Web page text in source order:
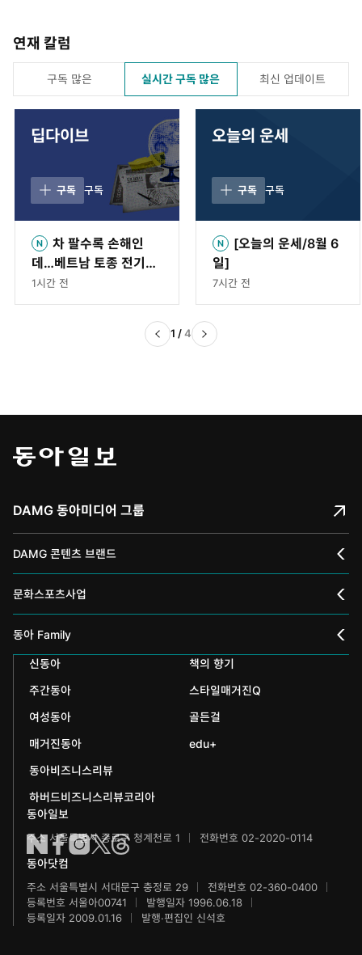
연재 칼럼
구독 많은 실시간 구독 많은 최신 업데이트
딥다이브
구독 구독
차 팔수록 손해인
데…베트남 토종 전기차
의 아슬아슬한 질주[딥
다이브]
1시간 전
오늘의 운세
구독 구독
[오늘의 운세/8월 6
일]
7시간 전
1 /4
DAMG 동아미디어 그룹
DAMG 콘텐츠 브랜드
채널A
스포츠동아
어린이동아
에듀동아
어린이과학동아
수학동아
어린이수학동아
IT동아
문화스포츠사업
동아 신춘문예
동아국악콩쿠르
동아뮤지컬콩쿠르
동아무용콩쿠르
동아주니어음악콩쿠르
동아주니어국악콩쿠르
동아마라톤
동아연극상
동아 Family
인촌기념회
신문박물관
화정평화재단
하서학술재단
신동아
책의 향기
주간동아
스타일매거진Q
여성동아
골든걸
매거진동아
edu+
동아비즈니스리뷰
하버드비즈니스리뷰코리아
동아일보
주소 서울특별시 종로구 청계천로 1 전화번호 02-2020-0114
동아닷컴
주소 서울특별시 서대문구 충정로 29
전화번호 02-360-0400
등록번호 서울아00741
발행일자 1996.06.18
등록일자 2009.01.16
발행·편집인 신석호